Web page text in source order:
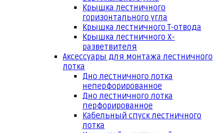
Крышка лестничного
горизонтального угла
Крышка лестничного Т-отвода
Крышка лестничного Х-
разветвителя
Аксессуары для монтажа лестничного
лотка
Дно лестничного лотка
неперфорированное
Дно лестничного лотка
перфорированное
Кабельный спуск лестничного
лотка